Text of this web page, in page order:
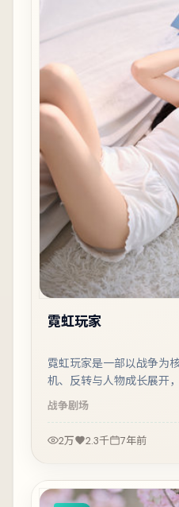
霓虹玩家
霓虹玩家是一部以战争为
机、反转与人物成长展开
观看。
战争剧场
2万 2.3千 7年前